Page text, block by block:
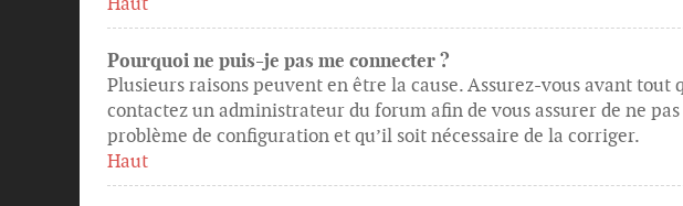
Pourquoi ne puis-je pas me connecter ?
Plusieurs raisons peuvent en être la cause. Assurez-vous avant
contactez un administrateur du forum afin de vous assurer de ne
problème de configuration et qu’il soit nécessaire de la corriger.
Haut